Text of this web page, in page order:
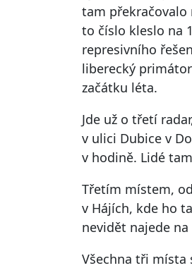
tam
to číslo kleslo na
represivního
liberecký
začátku léta.
Jde už o třetí
v ulici Dubice v
v hodině. Lidé
Třetím místem,
v Hájích, kde ho
nevidět najede
Všechna tři místa